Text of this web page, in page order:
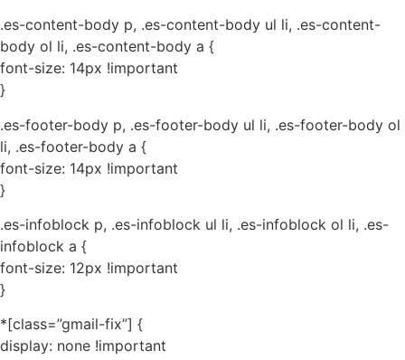
.es-content-body p, .es-content-body ul li, .es-content-
body ol li, .es-content-body a {
font-size: 14px !important
}
.es-footer-body p, .es-footer-body ul li, .es-footer-body ol
li, .es-footer-body a {
font-size: 14px !important
}
.es-infoblock p, .es-infoblock ul li, .es-infoblock ol li, .es-
infoblock a {
font-size: 12px !important
}
*[class=”gmail-fix”] {
display: none !important